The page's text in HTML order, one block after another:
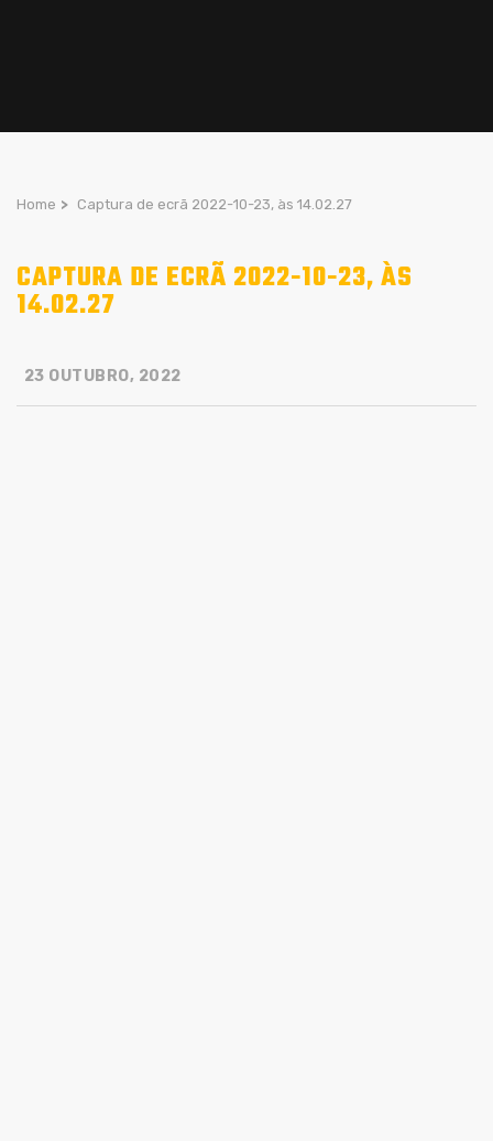
Home > Captura de ecrã 2022-10-23, às 14.02.27
CAPTURA DE ECRÃ 2022-10-23, ÀS
14.02.27
23 OUTUBRO, 2022